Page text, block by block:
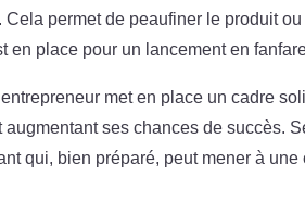
permet de peaufiner le produit
en place pour un lancement en
met en place un cadre
ses chances de succès.
qui, bien préparé, peut mener à